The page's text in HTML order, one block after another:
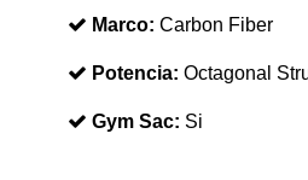
Marco: Carbon Fiber
Potencia: Octagonal
Gym Sac: Si